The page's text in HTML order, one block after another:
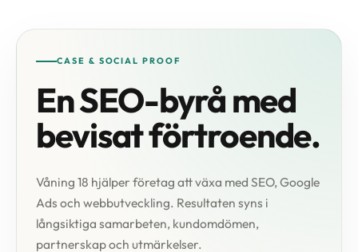
CASE & SOCIAL PROOF
En SEO-byrå med
bevisat förtroende.
Våning 18 hjälper företag att växa med SEO, Google
Ads och webbutveckling. Resultaten syns i
långsiktiga samarbeten, kundomdömen,
partnerskap och utmärkelser.